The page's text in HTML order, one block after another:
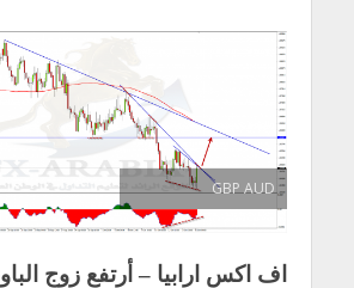
GBP AUD
اف اكس ارابيا – أرتفع زوج